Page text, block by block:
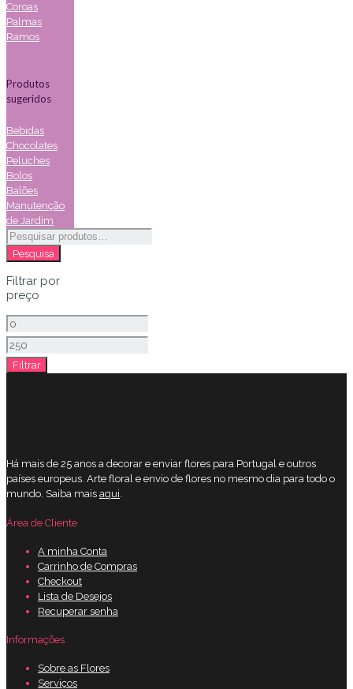
Coroas
Palmas
Ramos
Produtos
sugeridos
Bebidas
Chocolates
Peluches
Bolos
Balões
Manutenção
de Jardim
Pesquisar
por:
Pesquisa
Filtrar por
preço
Preço
mínimo
Preço
máximo
Filtrar
Há mais de 25 anos a decorar e enviar flores para Portugal e outros
países europeus. Arte floral e envio de flores no mesmo dia para todo o
mundo. Saiba mais aqui.
Área de Cliente
A minha Conta
Carrinho de Compras
Checkout
Lista de Desejos
Recuperar senha
Informações
Sobre as Flores
Serviços